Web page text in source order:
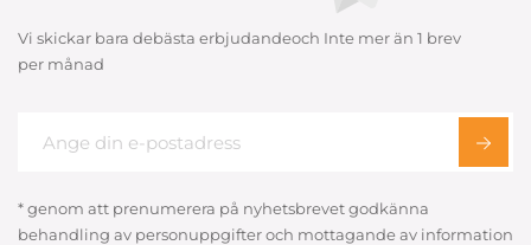
Vi skickar bara debästa erbjudandeoch Inte mer än 1 brev
per månad
* genom att prenumerera på nyhetsbrevet godkänna
behandling av personuppgifter och mottagande av information